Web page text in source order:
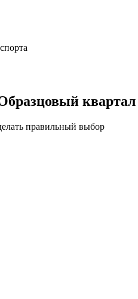
квартал
правильный выбор